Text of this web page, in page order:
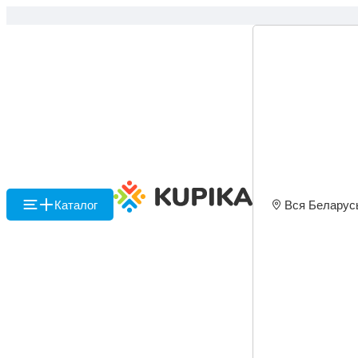
Каталог Вся